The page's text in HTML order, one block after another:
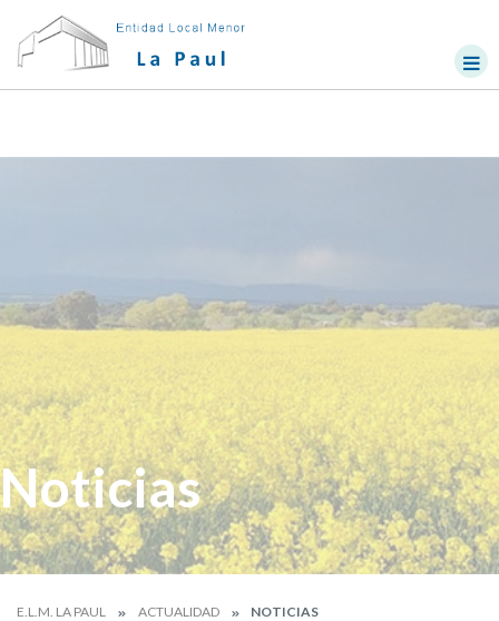
Noticias
E.L.M. LA PAUL ACTUALIDAD NOTICIAS